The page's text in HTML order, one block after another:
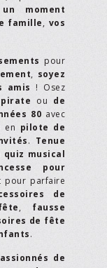
un moment
famille, vos
pour
, soyez
amis ! Osez
ou de
80 avec
en pilote de
. Tenue
quiz musical
pour
pour parfaire
de
, fausse
de fête
.
de